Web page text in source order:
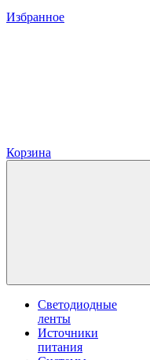
Избранное
Корзина
Светодиодные
ленты
Источники
питания